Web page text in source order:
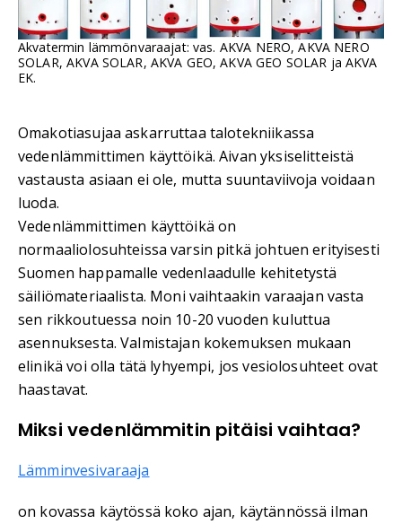
Akvatermin lämmönvaraajat: vas. AKVA NERO, AKVA NERO
SOLAR, AKVA SOLAR, AKVA GEO, AKVA GEO SOLAR ja AKVA
EK.
Omakotiasujaa askarruttaa talotekniikassa
vedenlämmittimen käyttöikä. Aivan yksiselitteistä
vastausta asiaan ei ole, mutta suuntaviivoja voidaan
luoda.
Vedenlämmittimen käyttöikä on
normaaliolosuhteissa varsin pitkä johtuen erityisesti
Suomen happamalle vedenlaadulle kehitetystä
säiliömateriaalista. Moni vaihtaakin varaajan vasta
sen rikkoutuessa noin 10-20 vuoden kuluttua
asennuksesta. Valmistajan kokemuksen mukaan
elinikä voi olla tätä lyhyempi, jos vesiolosuhteet ovat
haastavat.
Miksi vedenlämmitin pitäisi vaihtaa?
Lämminvesivaraaja
on kovassa käytössä koko ajan, käytännössä ilman